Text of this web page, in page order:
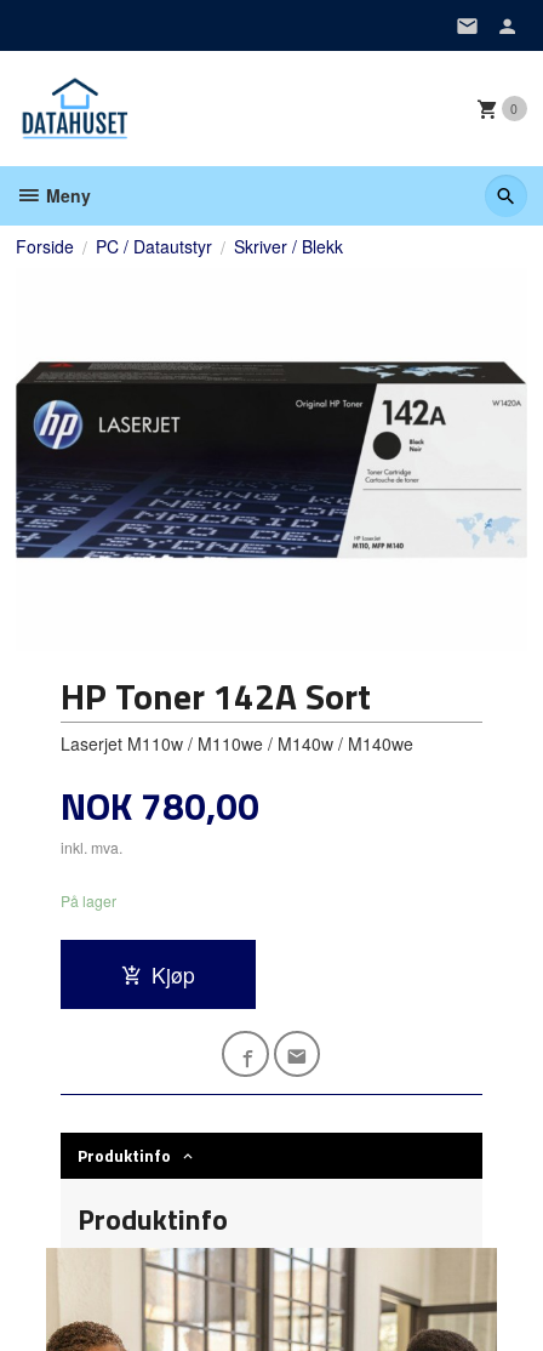
0
Meny
Forside PC / Datautstyr Skriver / Blekk
HP Toner 142A Sort
Laserjet M110w / M110we / M140w / M140we
Pris
NOK780,00
inkl. mva.
På lager
Kjøp
Produktinfo
Produktinfo